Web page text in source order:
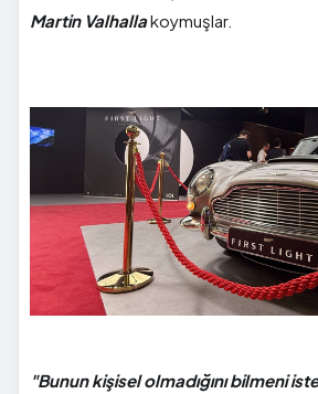
Martin Valhallakoymuşlar.
"Bunun kişisel olmadığını bilmeni